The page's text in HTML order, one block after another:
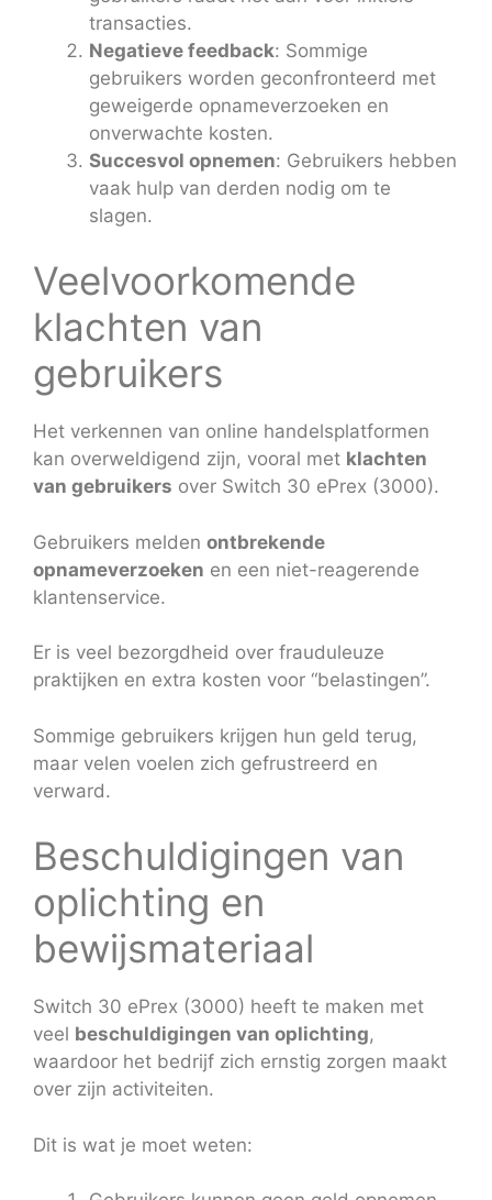
transacties.
Negatieve feedback: Sommige
gebruikers worden geconfronteerd met
geweigerde opnameverzoeken en
onverwachte kosten.
Succesvol opnemen: Gebruikers hebben
vaak hulp van derden nodig om te
slagen.
Veelvoorkomende
klachten van
gebruikers
Het verkennen van online handelsplatformen
kan overweldigend zijn, vooral met klachten
van gebruikers over Switch 30 ePrex (3000).
Gebruikers melden ontbrekende
opnameverzoeken en een niet-reagerende
klantenservice.
Er is veel bezorgdheid over frauduleuze
praktijken en extra kosten voor “belastingen”.
Sommige gebruikers krijgen hun geld terug,
maar velen voelen zich gefrustreerd en
verward.
Beschuldigingen van
oplichting en
bewijsmateriaal
Switch 30 ePrex (3000) heeft te maken met
veel beschuldigingen van oplichting,
waardoor het bedrijf zich ernstig zorgen maakt
over zijn activiteiten.
Dit is wat je moet weten: